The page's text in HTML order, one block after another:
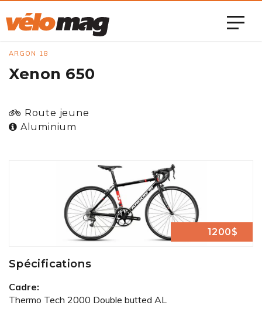
ARGON 18
Xenon 650
Route jeune
Aluminium
1200$
Spécifications
Cadre:
Thermo Tech 2000 Double butted AL